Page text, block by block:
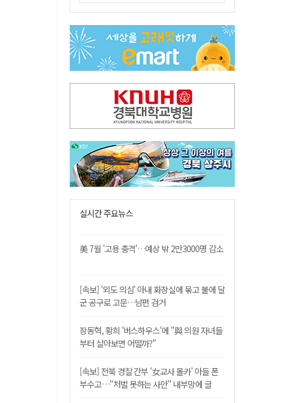
SK하이닉스, 주당 375원 분기 배당 공시…"3분기 중 주주환원 방안 확정"
이의준 전 경북도 새마을봉사과장, 제28대 울릉군 부군수 취임
"상법개정해도 주주가 '봉'"…하이닉스 솔리다임 상장설에 술렁[개미와글와글]
실시간 주요뉴스
美 7월 '고용 충격'…예상 밖 2만3000명 감소
[속보] '외도 의심' 아내 화장실에 묶고 불에 달
군 공구로 고문…남편 검거
장동혁, 황희 '버스하우스'에 "與 의원 자녀들
부터 살아보면 어떨까?"
[속보] 전북 경찰 간부 '女교사 몰카' 아들 폰
부수고…"처벌 못하는 사안" 내부망에 글